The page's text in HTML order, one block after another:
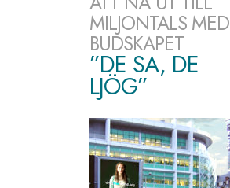
MILJONTALS MED
BUDSKAPET
”DE SA, DE
LJÖG”